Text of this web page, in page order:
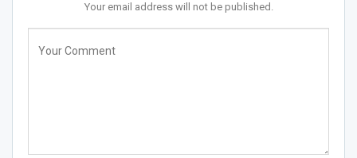
Your email address will not be published.